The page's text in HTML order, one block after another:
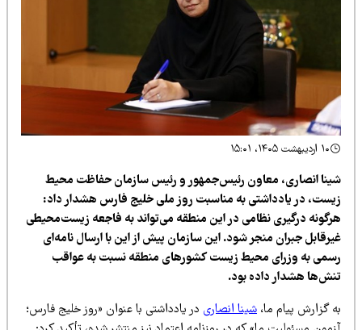
انصاری، معاون رئیس‌جمهور و رئیس سازمان حفاظت محیط
در یادداشتی به مناسبت روز ملی خلیج فارس هشدار داد:
درگیری نظامی در این منطقه می‌تواند به فاجعه زیست‌محیطی
جبران منجر شود. این سازمان پیش از این با ارسال نامه‌ای
به وزرای محیط زیست کشورهای منطقه نسبت به عواقب
هشدار داده بود.
گزارش پیام ما،شینا انصاریدر یادداشتی با عنوان «روز خلیج فارس؛